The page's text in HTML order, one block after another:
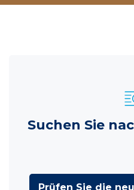
Suchen Sie
Prüfen Sie die